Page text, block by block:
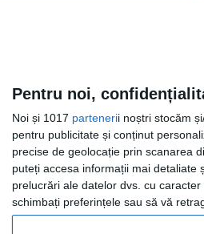
Pentru noi,
Noi și 1017 partenerii noștri stocăm
pentru publicitate și conținut
precise de geolocație prin scanarea
puteți accesa informații mai detaliate
prelucrări ale datelor dvs. cu
schimbați preferințele sau să vă